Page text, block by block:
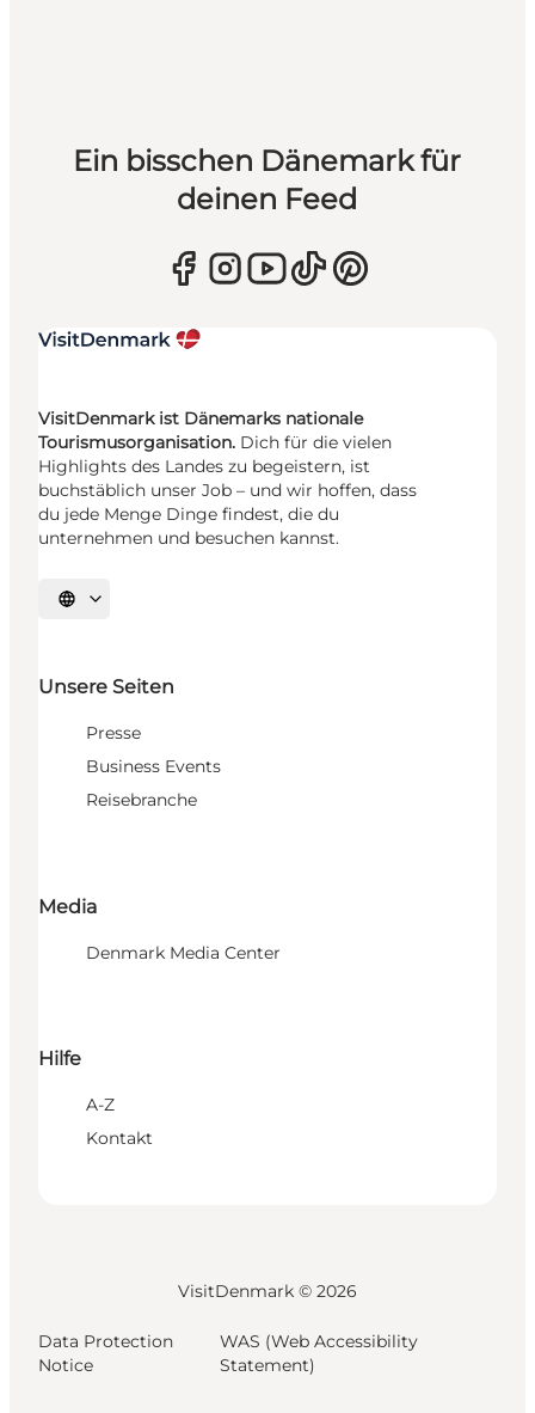
Ein bisschen Dänemark für
deinen Feed
VisitDenmark ist Dänemarks nationale
Tourismusorganisation. Dich für die vielen
Highlights des Landes zu begeistern, ist
buchstäblich unser Job – und wir hoffen, dass
du jede Menge Dinge findest, die du
unternehmen und besuchen kannst.
Sprache auswählen
Unsere Seiten
Presse
Business Events
Reisebranche
Media
Denmark Media Center
Hilfe
A-Z
Kontakt
VisitDenmark © 2026
Data Protection
Notice
WAS (Web Accessibility
Statement)